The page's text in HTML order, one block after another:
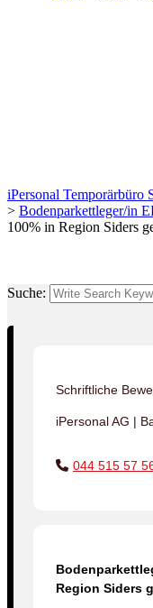
iPersonal Temporärbüro
> Bodenparkettleger/in
100% in Region Siders
Suche:
Schriftliche
iPersonal AG |
044 515 57
Region Siders